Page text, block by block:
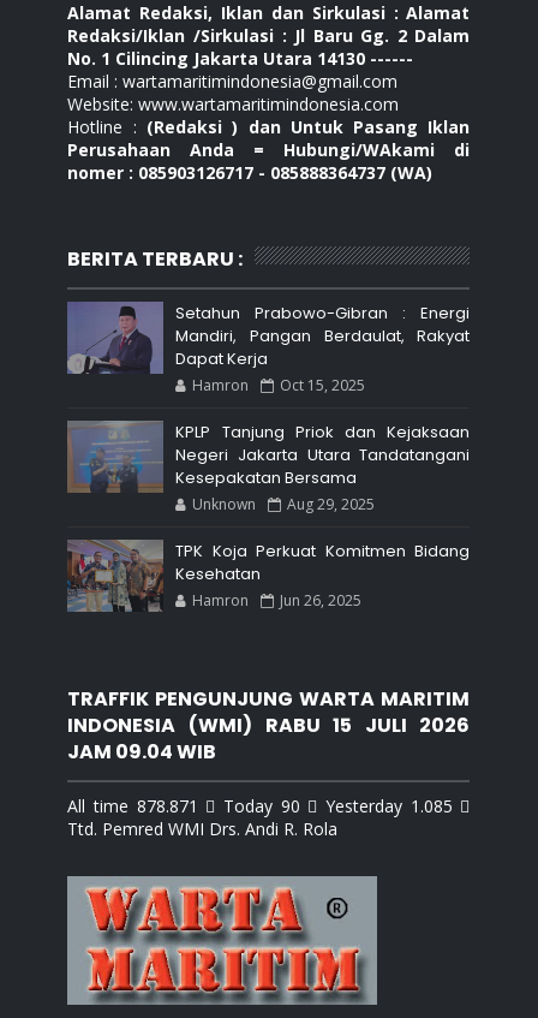
Alamat Redaksi, Iklan dan Sirkulasi : Alamat
Redaksi/Iklan /Sirkulasi : Jl Baru Gg. 2 Dalam
No. 1 Cilincing Jakarta Utara 14130 ------
Email : wartamaritimindonesia@gmail.com
Website: www.wartamaritimindonesia.com
Hotline : (Redaksi ) dan Untuk Pasang Iklan
Perusahaan Anda = Hubungi/WAkami di
nomer : 085903126717 - 085888364737 (WA)
BERITA TERBARU :
Setahun Prabowo-Gibran : Energi
Mandiri, Pangan Berdaulat, Rakyat
Dapat Kerja
Hamron Oct 15, 2025
KPLP Tanjung Priok dan Kejaksaan
Negeri Jakarta Utara Tandatangani
Kesepakatan Bersama
Unknown Aug 29, 2025
TPK Koja Perkuat Komitmen Bidang
Kesehatan
Hamron Jun 26, 2025
TRAFFIK PENGUNJUNG WARTA MARITIM
INDONESIA (WMI) RABU 15 JULI 2026
JAM 09.04 WIB
All time 878.871  Today 90  Yesterday 1.085 
Ttd. Pemred WMI Drs. Andi R. Rola